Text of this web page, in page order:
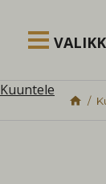
Kuuntele